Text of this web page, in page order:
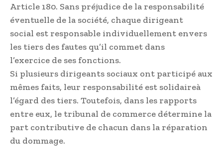
Article 180. Sans préjudice de la responsabilité
éventuelle de la société, chaque dirigeant
social est responsable individuellement envers
les tiers des fautes qu’il commet dans
l’exercice de ses fonctions.
Si plusieurs dirigeants sociaux ont participé aux
mêmes faits, leur responsabilité est solidaireà
l’égard des tiers. Toutefois, dans les rapports
entre eux, le tribunal de commerce détermine la
part contributive de chacun dans la réparation
du dommage.